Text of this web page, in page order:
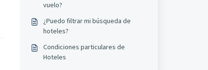
vuelo?
¿Puedo filtrar mi búsqueda de
hoteles?
Condiciones particulares de
Hoteles